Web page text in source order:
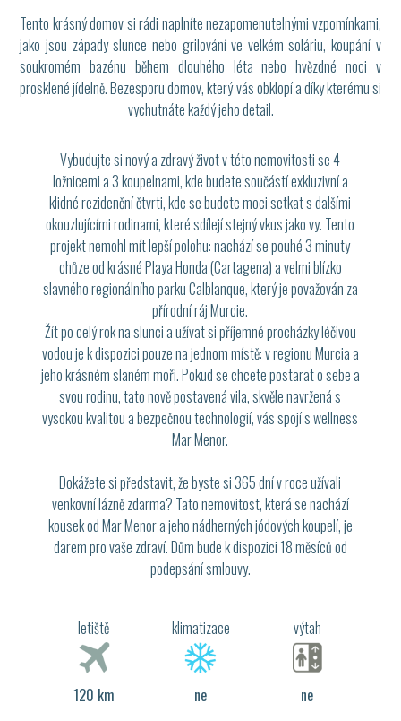
Tento krásný domov si rádi naplníte nezapomenutelnými vzpomínkami,
jako jsou západy slunce nebo grilování ve velkém soláriu, koupání v
soukromém bazénu během dlouhého léta nebo hvězdné noci v
prosklené jídelně. Bezesporu domov, který vás obklopí a díky kterému si
vychutnáte každý jeho detail.
Vybudujte si nový a zdravý život v této nemovitosti se 4
ložnicemi a 3 koupelnami, kde budete součástí exkluzivní a
klidné rezidenční čtvrti, kde se budete moci setkat s dalšími
okouzlujícími rodinami, které sdílejí stejný vkus jako vy. Tento
projekt nemohl mít lepší polohu: nachází se pouhé 3 minuty
chůze od krásné Playa Honda (Cartagena) a velmi blízko
slavného regionálního parku Calblanque, který je považován za
přírodní ráj Murcie.
Žít po celý rok na slunci a užívat si příjemné procházky léčivou
vodou je k dispozici pouze na jednom místě: v regionu Murcia a
jeho krásném slaném moři. Pokud se chcete postarat o sebe a
svou rodinu, tato nově postavená vila, skvěle navržená s
vysokou kvalitou a bezpečnou technologií, vás spojí s wellness
Mar Menor.
Dokážete si představit, že byste si 365 dní v roce užívali
venkovní lázně zdarma? Tato nemovitost, která se nachází
kousek od Mar Menor a jeho nádherných jódových koupelí, je
darem pro vaše zdraví. Dům bude k dispozici 18 měsíců od
podepsání smlouvy.
letiště
120 km
klimatizace
ne
výtah
ne